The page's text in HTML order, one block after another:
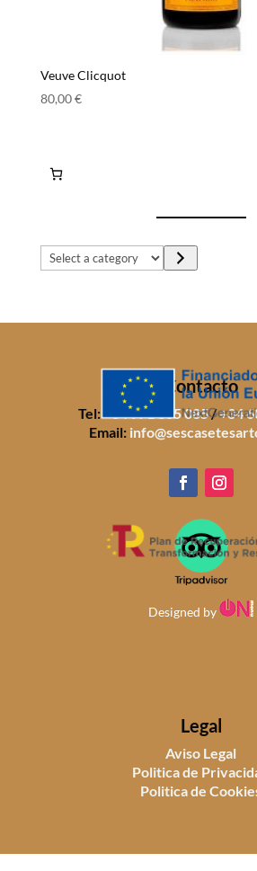
Veuve Clicquot
80,00€
Select
a
Contacto
Tel:+34 971 805 085/+34
Email:
Designed by
Legal
Aviso Legal
Politica de
Politica de